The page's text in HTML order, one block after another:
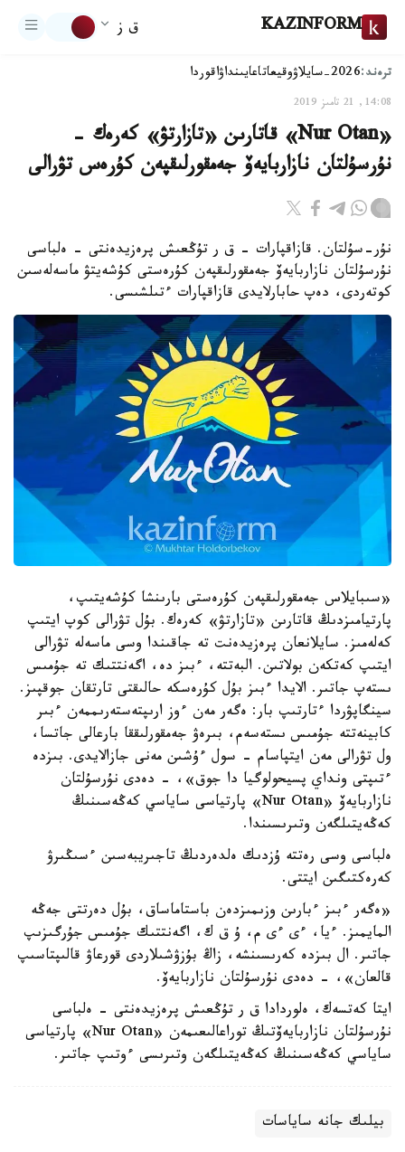
KAZINFORM ق ز
ترەند:2026-سايلاۋ وقيعاتاعايىنداۋاقوردا
14:08, 21 تامىز 2019
«Nur Otan» قاتارىن «تازارتۋ» كەرەك -
نۇرسۇلتان نازاربايەۆ جەمقورلىقپەن كۇرەس تۋرالى
نۇر-سۇلتان. قازاقپارات – ق ر تۇڭعىش پرەزيدەنتى - ەلباسى
نۇرسۇلتان نازاربايەۆ جەمقورلىقپەن كۇرەستى كۇشەيتۋ ماسەلەسىن
كوتەردى، دەپ حابارلايدى قازاقپارات ءتىلشىسى.
«سىبايلاس جەمقورلىقپەن كۇرەستى بارىنشا كۇشەيتىپ،
پارتيامىزدىڭ قاتارىن «تازارتۋ» كەرەك. بۇل تۋرالى كوپ ايتىپ
كەلەمىز. سايلانعان پرەزيدەنت تە جاقىندا وسى ماسەلە تۋرالى
ايتىپ كەتكەن بولاتىن. البەتتە، ءبىز دە، اگەنتتىك تە جۇمىس
ىستەپ جاتىر. الايدا ءبىز بۇل كۇرەسكە حالىقتى تارتقان جوقپىز.
سينگاپۋردا ءتارتىپ بار: ەگەر مەن ءوز ارىپتەستەرىممەن ءبىر
كابينەتتە جۇمىس ىستەسەم، بىرەۋ جەمقورلىققا بارعالى جاتسا،
ول تۋرالى مەن ايتپاسام - سول ءۇشىن مەنى جازالايدى. بىزدە
ءتىپتى ونداي پسيحولوگيا دا جوق»، - دەدى نۇرسۇلتان
نازاربايەۆ «Nur Otan» پارتياسى ساياسي كەڭەسىنىڭ
كەڭەيتىلگەن وتىرىسىندا.
ەلباسى وسى رەتتە ۇزدىك ەلدەردىڭ تاجىريبەسىن ءسىڭىرۋ
كەرەكتىگىن ايتتى.
«ەگەر ءبىز ءبارىن وزىمىزدەن باستاماساق، بۇل دەرتتى جەڭە
المايمىز. ءيا، ءى ءى م، ۇ ق ك، اگەنتتىك جۇمىس جۇرگىزىپ
جاتىر. ال بىزدە كەرىسىنشە، زاڭ بۇزۋشىلاردى قورعاۋ قالىپتاسىپ
قالعان»، - دەدى نۇرسۇلتان نازاربايەۆ.
ايتا كەتسەك، ەلوردادا ق ر تۇڭعىش پرەزيدەنتى - ەلباسى
نۇرسۇلتان نازاربايەۆتىڭ توراعالىعىمەن «Nur Otan» پارتياسى
ساياسي كەڭەسىنىڭ كەڭەيتىلگەن وتىرىسى ءوتىپ جاتىر.
بيلىك جانە ساياسات